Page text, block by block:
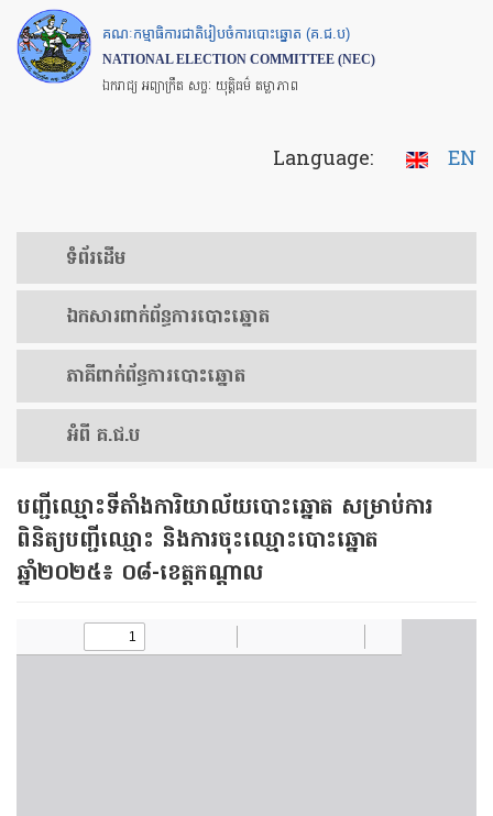
Skip
to
main
គណៈកម្មាធិការជាតិរៀបចំការបោះឆ្នោត (គ.ជ.ប)
NATIONAL ELECTION COMMITTEE (NEC)
ឯករាជ្យ អព្យាក្រឹត សច្ចៈ យុត្តិធម៌ តម្លាភាព
Language: EN
ទំព័រ​ដើម
ឯកសារ​ពាក់ព័ន្ធ​ការ​បោះឆ្នោត
​ភាគីពាក់ព័ន្ធ​​ការ​បោះឆ្នោត
អំពី គ.ជ.ប
បញ្ជីឈ្មោះទីតាំងការិយាល័យបោះឆ្នោត សម្រាប់ការ
ពិនិត្យបញ្ជីឈ្មោះ និងការចុះឈ្មោះបោះឆ្នោត
ឆ្នាំ២០២៥៖ ០៨-ខេត្តកណ្ដាល